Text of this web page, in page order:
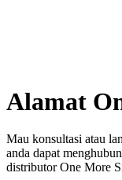
Alamat
Mau konsultasi atau
anda dapat
distributor One More